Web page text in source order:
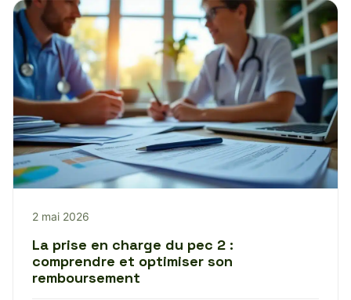
2 mai 2026
La prise en charge du pec 2 :
comprendre et optimiser son
remboursement